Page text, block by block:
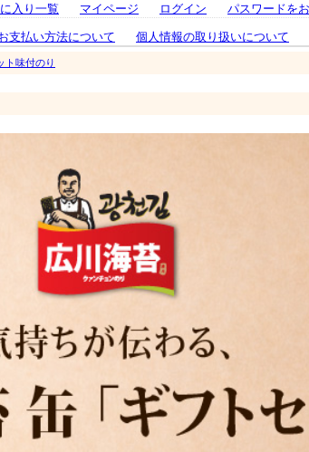
入り一覧 マイページ ログイン パスワードを
支払い方法について 個人情報の取り扱いについて
ト味付のり